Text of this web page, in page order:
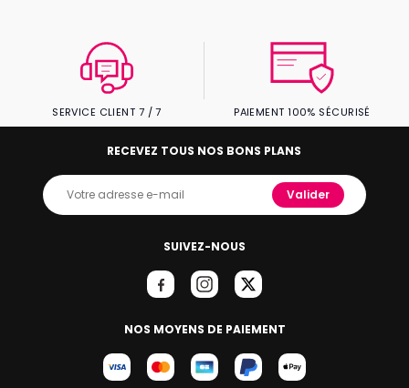
SERVICE CLIENT 7 / 7 PAIEMENT 100% SÉCURISÉ
SUIVEZ-NOUS
NOS MOYENS DE PAIEMENT
RECEVEZ TOUS NOS BONS PLANS
Valider